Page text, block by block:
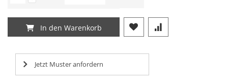
In den Warenkorb
Jetzt Muster anfordern